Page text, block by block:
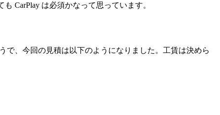
CarPlay は必須かなって思っています。
で、今回の見積は以下のようになりました。工賃は決めら